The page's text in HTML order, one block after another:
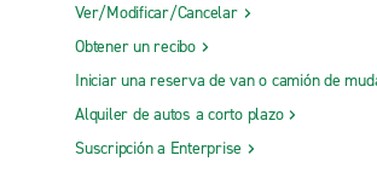
Ver/Modificar/Cancelar
Obtener un recibo
Iniciar una reserva de van o camión de
Alquiler de autos a corto plazo
Suscripción a Enterprise